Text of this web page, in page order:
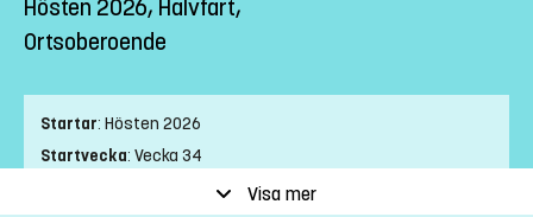
Hösten 2026, Halvfart,
Ortsoberoende
Startar: Hösten 2026
Startvecka: Vecka 34
Visa mer